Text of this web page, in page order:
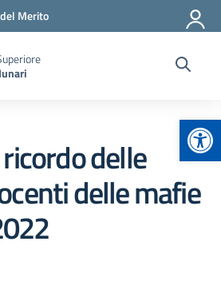
Merito
delle
delle mafie